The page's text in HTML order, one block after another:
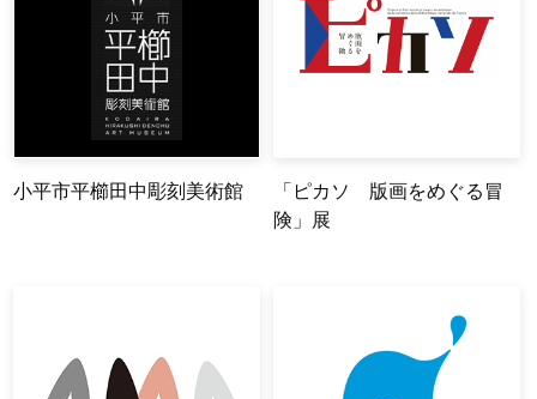
小平市平櫛田中彫刻美術館
「ピカソ 版画をめぐる冒
険」展